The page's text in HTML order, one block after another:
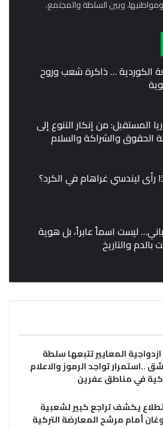
وبين السلطة والمجتمع.
الكوردية … ذاكرة شعب وروح
المستقبل: من إنكار التنوع إلى
الحقوق والشراكة والسلام
رأى ليندسي غراهام في الكرد؟
ليست اسماً عابراً، بل هوية
بالدم والتاريخ
المعايير تتبعها سلطة
..استمرار تواجد الرموز والاعلام
في مناطق عفرين
يكشف تراجع كبير لشعبية
أمام مرشح المعارضة التركية